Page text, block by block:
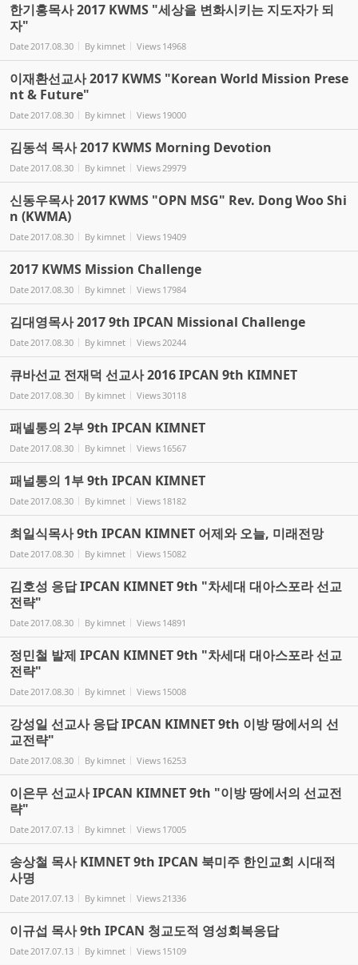
한기홍목사 2017 KWMS "세상을 변화시키는 지도자가 되
자"
Date2017.08.30 By kimnet Views 14968
이재환선교사 2017 KWMS "Korean World Mission Prese
nt & Future"
Date2017.08.30 By kimnet Views 19000
김동석 목사 2017 KWMS Morning Devotion
Date2017.08.30 By kimnet Views29979
신동우목사 2017 KWMS "OPN MSG" Rev. Dong Woo Shi
n (KWMA)
Date2017.08.30 By kimnet Views 19409
2017 KWMS Mission Challenge
Date2017.08.30 By kimnet Views 17984
김대영목사 2017 9th IPCAN Missional Challenge
Date2017.08.30 By kimnet Views20244
큐바선교 전재덕 선교사 2016 IPCAN 9th KIMNET
Date2017.08.30 By kimnet Views30118
패넬통의 2부 9th IPCAN KIMNET
Date2017.08.30 By kimnet Views 16567
패널통의 1부 9th IPCAN KIMNET
Date2017.08.30 By kimnet Views 18182
최일식목사 9th IPCAN KIMNET 어제와 오늘, 미래전망
Date2017.08.30 By kimnet Views 15082
김호성 응답 IPCAN KIMNET 9th "차세대 대아스포라 선교
전략"
Date2017.08.30 By kimnet Views 14891
정민철 발제 IPCAN KIMNET 9th "차세대 대아스포라 선교
전략"
Date2017.08.30 By kimnet Views 15008
강성일 선교사 응답 IPCAN KIMNET 9th 이방 땅에서의 선
교전략"
Date2017.08.30 By kimnet Views 16253
이은무 선교사 IPCAN KIMNET 9th "이방 땅에서의 선교전
략"
Date2017.07.13 By kimnet Views 17005
송상철 목사 KIMNET 9th IPCAN 북미주 한인교회 시대적
사명
Date2017.07.13 By kimnet Views21336
이규섭 목사 9th IPCAN 청교도적 영성회복응답
Date2017.07.13 By kimnet Views 15109